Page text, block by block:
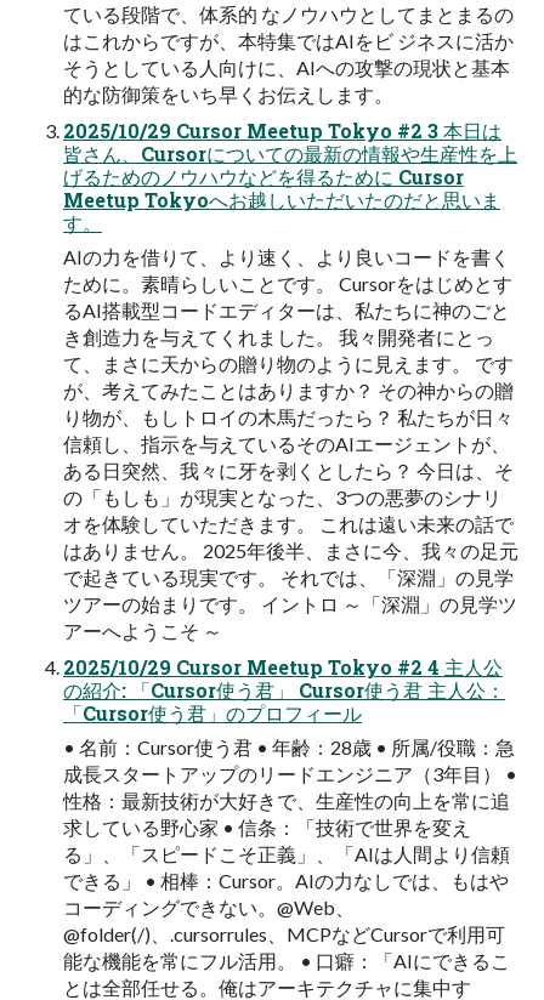
ている段階で、体系的 なノウハウとしてまとまるの
はこれからですが、本特集ではAIをビ ジネスに活か
そうとしている人向けに、AIへの攻撃の現状と基本
的な防御策をいち早くお伝えします。
2025/10/29 Cursor Meetup Tokyo #2 3 本日は
皆さん、Cursorについての最新の情報や生産性を上
げるためのノウハウなどを得るために Cursor
Meetup Tokyoへお越しいただいたのだと思いま
す。
AIの力を借りて、より速く、より良いコードを書く
ために。素晴らしいことです。 Cursorをはじめとす
るAI搭載型コードエディターは、私たちに神のごと
き創造力を与えてくれました。 我々開発者にとっ
て、まさに天からの贈り物のように見えます。 です
が、考えてみたことはありますか？ その神からの贈
り物が、もしトロイの木馬だったら？ 私たちが日々
信頼し、指示を与えているそのAIエージェントが、
ある日突然、我々に牙を剥くとしたら？ 今日は、そ
の「もしも」が現実となった、3つの悪夢のシナリ
オを体験していただきます。 これは遠い未来の話で
はありません。 2025年後半、まさに今、我々の足元
で起きている現実です。 それでは、「深淵」の見学
ツアーの始まりです。 イントロ ～「深淵」の見学ツ
アーへようこそ ～
2025/10/29 Cursor Meetup Tokyo #2 4 主人公
の紹介: 「Cursor使う君」 Cursor使う君 主人公：
「Cursor使う君」のプロフィール
• 名前：Cursor使う君 • 年齢：28歳 • 所属/役職：急
成長スタートアップのリードエンジニア（3年目） •
性格：最新技術が大好きで、生産性の向上を常に追
求している野心家 • 信条：「技術で世界を変え
る」、「スピードこそ正義」、「AIは人間より信頼
できる」 • 相棒：Cursor。AIの力なしでは、もはや
コーディングできない。@Web、
@folder(/)、.cursorrules、MCPなどCursorで利用可
能な機能を常にフル活用。 • 口癖：「AIにできるこ
とは全部任せる。俺はアーキテクチャに集中す